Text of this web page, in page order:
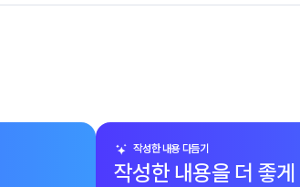
작성한 내용 다듬기
작성한 내용을 더 좋